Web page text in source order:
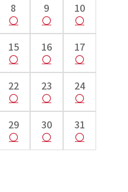
8 9 10
15 16 17
22 23 24
29 30 31